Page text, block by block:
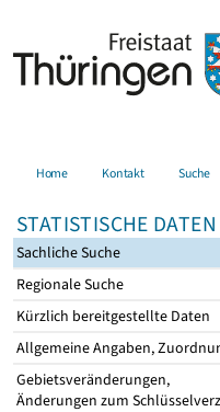
Home Kontakt Suche
STATISTISCHE DATEN
Sachliche Suche
Regionale Suche
Kürzlich bereitgestellte Daten
Allgemeine Angaben,
Gebietsveränderungen,
Änderungen zum